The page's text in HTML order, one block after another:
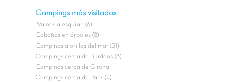
Campings más visitados
¡Vamos a esquiar! (6)
Cabañas en árboles (8)
Campings a orillas del mar (51)
Campings cerca de Burdeos (3)
Campings cerca de Girona
Campings cerca de París (4)